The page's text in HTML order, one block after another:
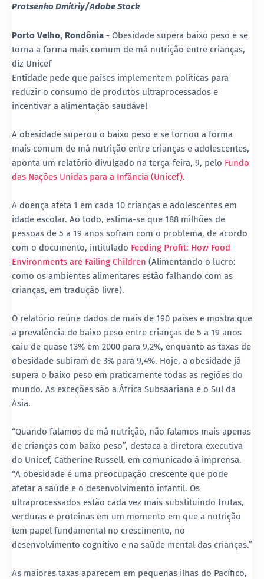
Protsenko Dmitriy/Adobe Stock
Porto Velho, Rondônia - Obesidade supera baixo peso e se
torna a forma mais comum de má nutrição entre crianças,
diz Unicef
Entidade pede que países implementem políticas para
reduzir o consumo de produtos ultraprocessados e
incentivar a alimentação saudável
A obesidade superou o baixo peso e se tornou a forma
mais comum de má nutrição entre crianças e adolescentes,
aponta um relatório divulgado na terça-feira, 9, pelo Fundo
das Nações Unidas para a Infância (Unicef).
A doença afeta 1 em cada 10 crianças e adolescentes em
idade escolar. Ao todo, estima-se que 188 milhões de
pessoas de 5 a 19 anos sofram com o problema, de acordo
com o documento, intitulado Feeding Profit: How Food
Environments are Failing Children (Alimentando o lucro:
como os ambientes alimentares estão falhando com as
crianças, em tradução livre).
O relatório reúne dados de mais de 190 países e mostra que
a prevalência de baixo peso entre crianças de 5 a 19 anos
caiu de quase 13% em 2000 para 9,2%, enquanto as taxas de
obesidade subiram de 3% para 9,4%. Hoje, a obesidade já
supera o baixo peso em praticamente todas as regiões do
mundo. As exceções são a África Subsaariana e o Sul da
Ásia.
“Quando falamos de má nutrição, não falamos mais apenas
de crianças com baixo peso”, destaca a diretora-executiva
do Unicef, Catherine Russell, em comunicado à imprensa.
“A obesidade é uma preocupação crescente que pode
afetar a saúde e o desenvolvimento infantil. Os
ultraprocessados estão cada vez mais substituindo frutas,
verduras e proteínas em um momento em que a nutrição
tem papel fundamental no crescimento, no
desenvolvimento cognitivo e na saúde mental das crianças.”
As maiores taxas aparecem em pequenas ilhas do Pacífico,